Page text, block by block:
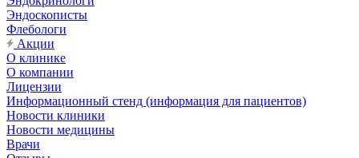
Эндоскописты
Флебологи
Акции
О клинике
О компании
Лицензии
Информационный стенд (информация для пациентов)
Новости клиники
Новости медицины
Врачи